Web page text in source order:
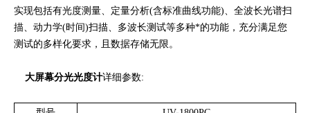
实现包括有光度测量、定量分析(含标准曲线功能)、全波长光谱扫
描、动力学(时间)扫描、多波长测试等多种*的功能，充分满足您
测试的多样化要求，且数据存储无限。
大屏幕分光光度计详细参数: